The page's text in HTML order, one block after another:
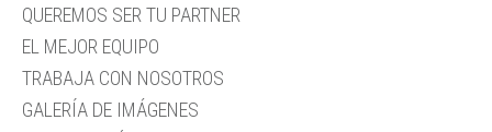
QUEREMOS SER TU PARTNER
EL MEJOR EQUIPO
TRABAJA CON NOSOTROS
GALERÍA DE IMÁGENES